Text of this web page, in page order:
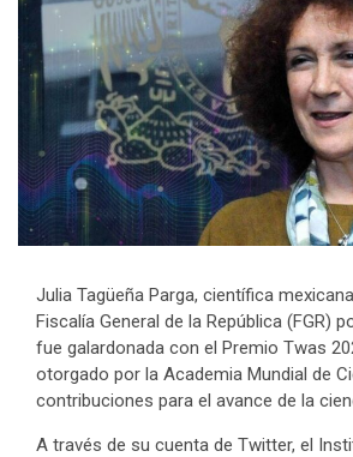
Julia Tagüeña Parga, científica
Fiscalía General de la República (FGR)
fue galardonada con el Premio Twas
otorgado por la Academia Mundial de
contribuciones para el avance de la
A través de su cuenta de Twitter, el